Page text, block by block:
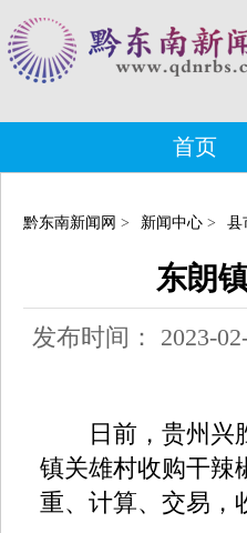
首页
黔东南新闻网 > 新闻中心 > 县
东朗
发布时间： 2023-
日前，贵州兴胜
镇关雄村收购干辣
重、计算、交易，